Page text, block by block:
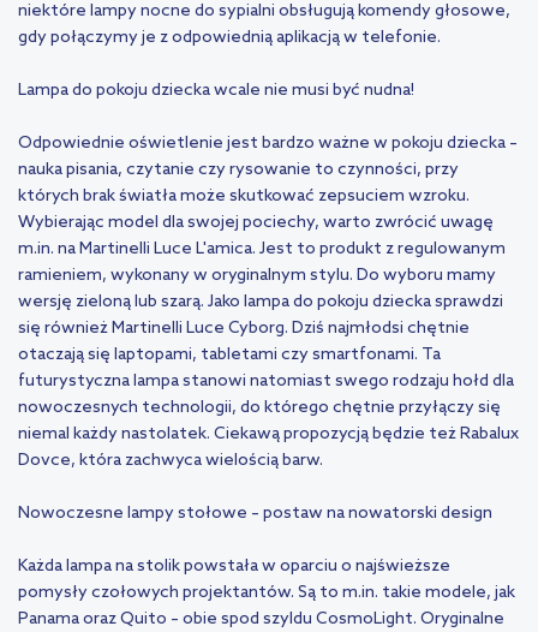
niektóre lampy nocne do sypialni obsługują komendy głosowe,
gdy połączymy je z odpowiednią aplikacją w telefonie.
Lampa do pokoju dziecka wcale nie musi być nudna!
Odpowiednie oświetlenie jest bardzo ważne w pokoju dziecka –
nauka pisania, czytanie czy rysowanie to czynności, przy
których brak światła może skutkować zepsuciem wzroku.
Wybierając model dla swojej pociechy, warto zwrócić uwagę
m.in. na Martinelli Luce L'amica. Jest to produkt z regulowanym
ramieniem, wykonany w oryginalnym stylu. Do wyboru mamy
wersję zieloną lub szarą. Jako lampa do pokoju dziecka sprawdzi
się również Martinelli Luce Cyborg. Dziś najmłodsi chętnie
otaczają się laptopami, tabletami czy smartfonami. Ta
futurystyczna lampa stanowi natomiast swego rodzaju hołd dla
nowoczesnych technologii, do którego chętnie przyłączy się
niemal każdy nastolatek. Ciekawą propozycją będzie też Rabalux
Dovce, która zachwyca wielością barw.
Nowoczesne lampy stołowe – postaw na nowatorski design
Każda lampa na stolik powstała w oparciu o najświeższe
pomysły czołowych projektantów. Są to m.in. takie modele, jak
Panama oraz Quito – obie spod szyldu CosmoLight. Oryginalne